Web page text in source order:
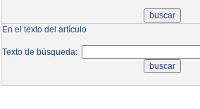
En el texto del artículo
Texto de búsqueda: